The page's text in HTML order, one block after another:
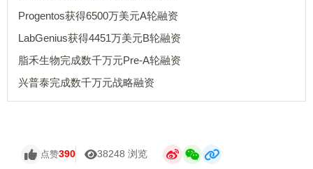
Progentos获得6500万美元A轮融资
LabGenius获得4451万美元B轮融资
脂禾生物完成数千万元Pre-A轮融资
兴普泰完成数千万元战略融资
点赞390 38248 浏览